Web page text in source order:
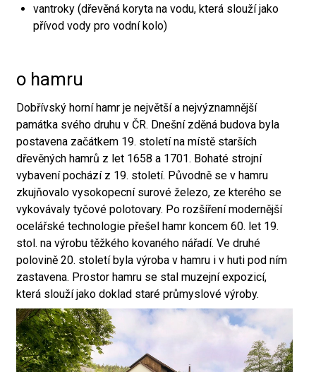
vantroky (dřevěná koryta na vodu, která slouží jako
přívod vody pro vodní kolo)
o hamru
Dobřívský horní hamr je největší a nejvýznamnější
památka svého druhu v ČR. Dnešní zděná budova byla
postavena začátkem 19. století na místě starších
dřevěných hamrů z let 1658 a 1701. Bohaté strojní
vybavení pochází z 19. století. Původně se v hamru
zkujňovalo vysokopecní surové železo, ze kterého se
vykovávaly tyčové polotovary. Po rozšíření modernější
ocelářské technologie přešel hamr koncem 60. let 19.
stol. na výrobu těžkého kovaného nářadí. Ve druhé
polovině 20. století byla výroba v hamru i v huti pod ním
zastavena. Prostor hamru se stal muzejní expozicí,
která slouží jako doklad staré průmyslové výroby.